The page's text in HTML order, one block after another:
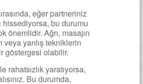
eğer partneriniz
hissediyorsa, bu durumu
önemlidir. Ağrı, masajın
veya yanlış tekniklerin
göstergesi olabilir.
rahatsızlık yaratıyorsa,
Bu durumda,